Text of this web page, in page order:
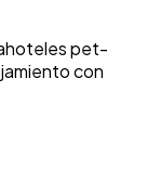
hoteles pet-
con